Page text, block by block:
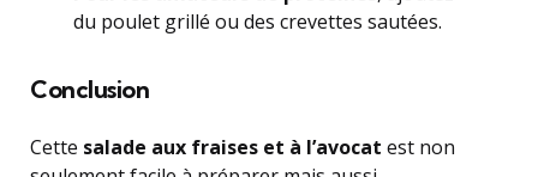
du poulet grillé ou des crevettes sautées.
Conclusion
Cette salade aux fraises et à l’avocat est non